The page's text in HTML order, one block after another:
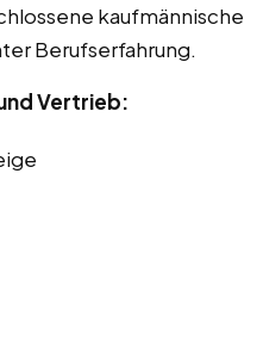
kaufmännische
Berufserfahrung.
Vertrieb: